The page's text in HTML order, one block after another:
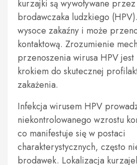
kurzajki są wywoływane
brodawczaka ludzkiego
wysoce zakaźny i może
kontaktową. Zrozumienie
przenoszenia wirusa HPV
krokiem do skutecznej
zakażenia.
Infekcja wirusem HPV
niekontrolowanego wzrostu
co manifestuje się w postaci
charakterystycznych, często
brodawek. Lokalizacja